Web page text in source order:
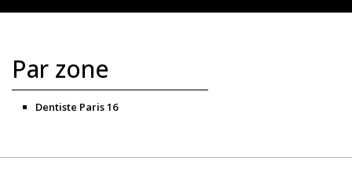
Par zone
Dentiste Paris 16